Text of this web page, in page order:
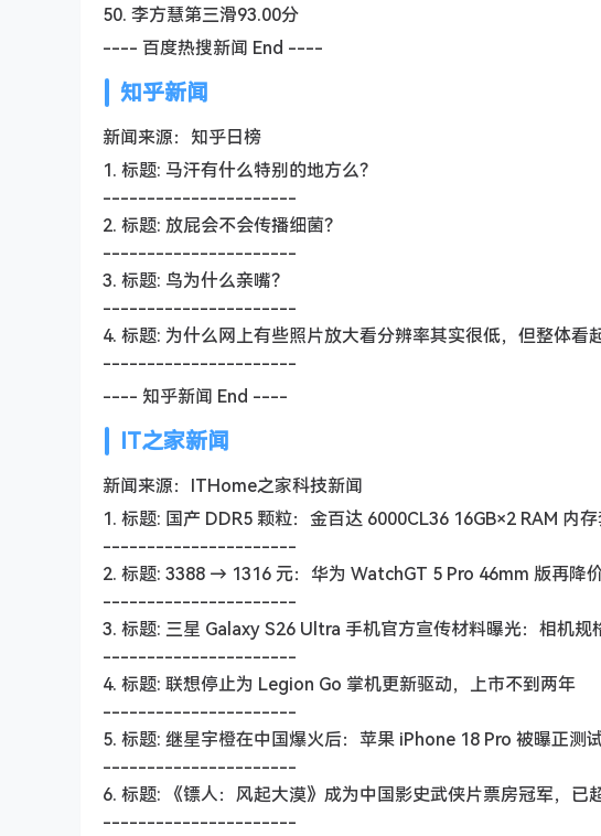
50. 李方慧第三滑93.00分
---- 百度热搜新闻 End ----
知乎新闻
新闻来源：知乎日榜
1. 标题: 马汗有什么特别的地方么？
----------------------
2. 标题: 放屁会不会传播细菌？
----------------------
3. 标题: 鸟为什么亲嘴？
----------------------
4. 标题: 为什么网上有些照片放大看分辨率其实很低，但整体看
----------------------
---- 知乎新闻 End ----
IT之家新闻
新闻来源：ITHome之家科技新闻
1. 标题: 国产 DDR5 颗粒：金百达 6000CL36 16GB×2 RAM 内
----------------------
2. 标题: 3388 → 1316 元：华为 WatchGT 5 Pro 46mm 版再降
----------------------
3. 标题: 三星 Galaxy S26 Ultra 手机官方宣传材料曝光：相机规
----------------------
4. 标题: 联想停止为 Legion Go 掌机更新驱动，上市不到两年
----------------------
5. 标题: 继星宇橙在中国爆火后：苹果 iPhone 18 Pro 被曝正测
----------------------
6. 标题: 《镖人：风起大漠》成为中国影史武侠片票房冠军，已
----------------------